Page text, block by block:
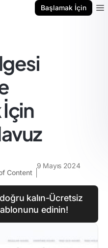
Başlamak İçin
Content
9 Mayıs 2024
kalın-Ücretsiz
edinin!